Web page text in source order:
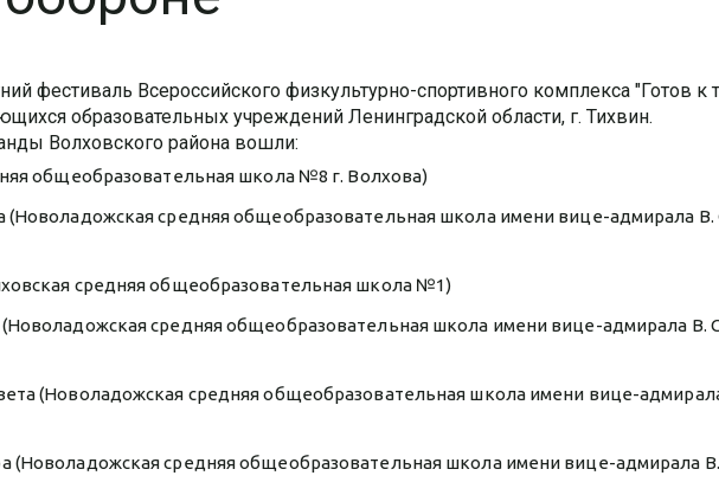
фестиваль Всероссийского физкультурно-спортивного комплекса "Готов к
образовательных учреждений Ленинградской области, г. Тихвин.
Волховского района вошли:
общеобразовательная школа №8 г. Волхова)
(Новоладожская средняя общеобразовательная школа имени вице-адмирала В.
средняя общеобразовательная школа №1)
средняя общеобразовательная школа имени вице-адмирала В.
(Новоладожская средняя общеобразовательная школа имени вице-
(Новоладожская средняя общеобразовательная школа имени вице-адмирала